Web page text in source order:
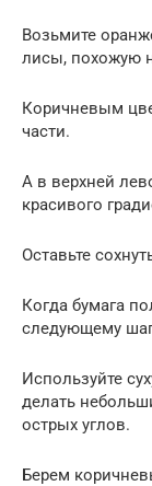
Возьмите
лисы, похожую
Коричневым
части.
А в верхней
красивого
Оставьте
Когда бумага
следующему
Используйте
делать
острых углов.
Берем